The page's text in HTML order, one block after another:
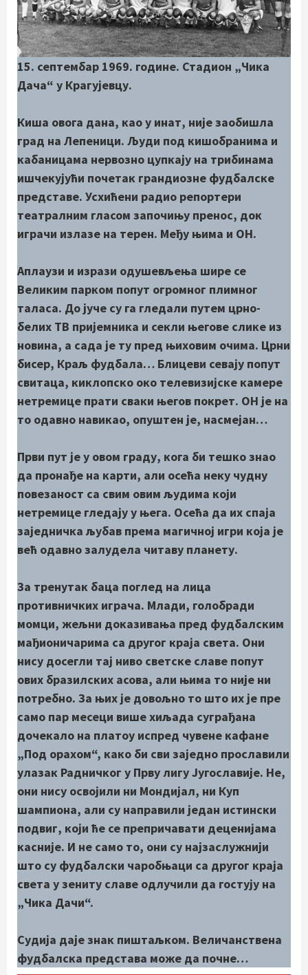
15. септембар 1969. године. Стадион „Чика
Дача“ у Крагујевцу.
Киша овога дана, као у инат, није заобишла
град на Лепеници. Људи под кишобранима и
кабаницама нервозно цупкају на трибинама
ишчекујући почетак грандиозне фудбалске
представе. Усхићени радио репортери
театралним гласом започињу пренос, док
играчи излазе на терен. Међу њима и ОН.
Аплаузи и изрази одушевљења шире се
Великим парком попут огромног плимног
таласа. До јуче су га гледали путем црно-
белих ТВ пријемника и секли његове слике из
новина, а сада је ту пред њиховим очима. Црни
бисер, Краљ фудбала… Блицеви севају попут
свитаца, киклопско око телевизијске камере
нетремице прати сваки његов покрет. ОН је на
то одавно навикао, опуштен је, насмејан…
Први пут је у овом граду, кога би тешко знао
да пронађе на карти, али осећа неку чудну
повезаност са свим овим људима који
нетремице гледају у њега. Осећа да их спаја
заједничка љубав према магичној игри која је
већ одавно залудела читаву планету.
За тренутак баца поглед на лица
противничких играча. Млади, голобради
момци, жељни доказивања пред фудбалским
мађионичарима са другог краја света. Они
нису досегли тај ниво светске славе попут
ових бразилских асова, али њима то није ни
потребно. За њих је довољно то што их је пре
само пар месеци више хиљада суграђана
дочекало на платоу испред чувене кафане
„Под орахом“, како би сви заједно прославили
улазак Радничког у Прву лигу Југославије. Не,
они нису освојили ни Мoндијал, ни Куп
шампиона, али су направили један истински
подвиг, који ће се препричавати деценијама
касније. И не само то, они су најзаслужнији
што су фудбалски чаробњаци са другог краја
света у зениту славе одлучили да гостују на
„Чика Дачи“.
Судија даје знак пиштаљком. Величанствена
фудбалска представа може да почне…